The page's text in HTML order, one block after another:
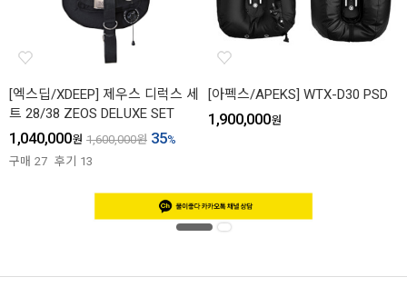
[엑스딥/XDEEP] 제우스 디럭스 세
트 28/38 ZEOS DELUXE SET
1,040,000원 1,600,000원 35%
구매 27 후기 13
[아펙스/APEKS] WTX-D30 PSD
1,900,000원